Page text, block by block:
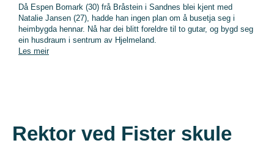
Då Espen Bomark (30) frå Bråstein i Sandnes blei kjent med
Natalie Jansen (27), hadde han ingen plan om å busetja seg i
heimbygda hennar. Nå har dei blitt foreldre til to gutar, og bygd seg
ein husdraum i sentrum av Hjelmeland.
Les meir
Rektor ved Fister skule